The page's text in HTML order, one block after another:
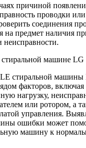
причиной
проводки
соединения
на предмет наличия
стиральной машины
факторов, включая
нагрузку,
или ротором, а
управления.
ошибки может
машину к